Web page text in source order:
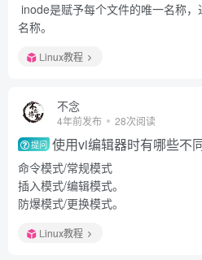
inode是赋予每个文件的唯一名称
名称。
Linux教程
不念
4年前发布 28次阅读
提问 使用vi编辑器时有哪些不
命令模式/常规模式
插入模式/编辑模式。
防爆模式/更换模式。
Linux教程